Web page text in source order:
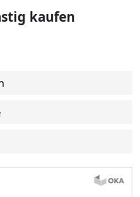
kaufen